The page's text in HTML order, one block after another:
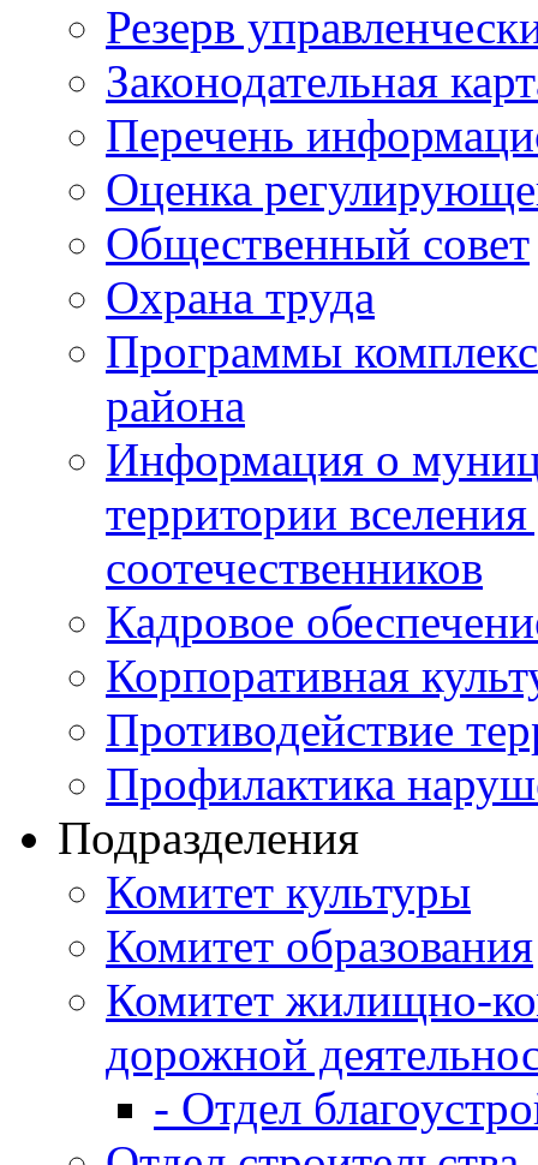
Резерв
Законодательная
Перечень
Оценка
Общественный совет
Охрана труда
Программы
района
Информация о
территории
соотечественников
Кадровое
Корпоративная
Противодействие
Профилактика
Подразделения
Комитет культуры
Комитет образования
Комитет жилищно-
дорожной
- Отдел